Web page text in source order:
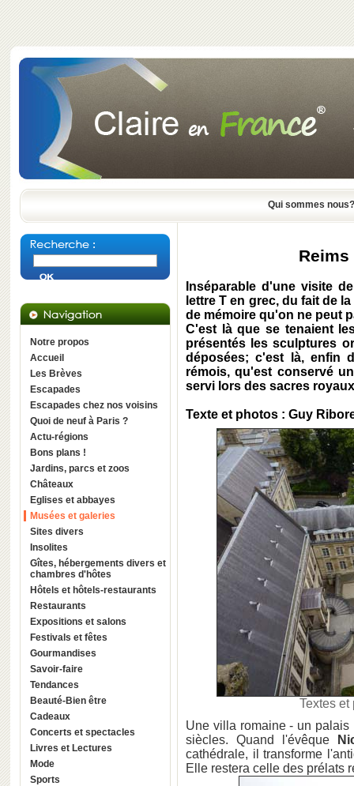
Qui sommes nous?
Notre propos
Accueil
Les Brèves
Escapades
Escapades chez nos voisins
Quoi de neuf à Paris ?
Actu-régions
Bons plans !
Jardins, parcs et zoos
Châteaux
Eglises et abbayes
Musées et galeries
Sites divers
Insolites
Gîtes, hébergements divers et
chambres d'hôtes
Hôtels et hôtels-restaurants
Restaurants
Expositions et salons
Festivals et fêtes
Gourmandises
Savoir-faire
Tendances
Beauté-Bien être
Cadeaux
Concerts et spectacles
Livres et Lectures
Mode
Sports
Reims
Inséparable d'une visite
lettre T en grec, du fait de
de mémoire qu'on ne peut
C'est là que se tenaient
présentés les sculptures
déposées; c'est là, enfin
rémois, qu'est conservé
servi lors des sacres
Texte et photos : Guy
Textes
Une villa romaine - un palais
siècles. Quand l'évêque
cathédrale, il transforme
Elle restera celle des prélats